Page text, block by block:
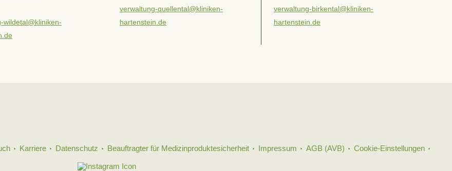
wildetal@kliniken-
verwaltung-quellental@kliniken-
hartenstein.de
verwaltung-birkental@kliniken-
hartenstein.de
Karriere Datenschutz Beauftragter für Medizinproduktesicherheit Impressum AGB (AVB) Cookie-Einstellungen